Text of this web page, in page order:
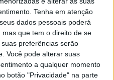
Tenha em atenção
dados pessoais poderá
que tem o direito de se
preferências serão
Você pode alterar suas
a qualquer momento
botão "Privacidade" na parte